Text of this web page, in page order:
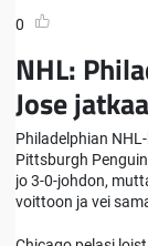
0
NHL:
Jose
Philadelphian
Pittsburgh
jo 3-0-johdon,
voittoon ja vei